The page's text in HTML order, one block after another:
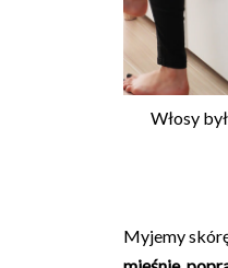
Włosy
Myjemy